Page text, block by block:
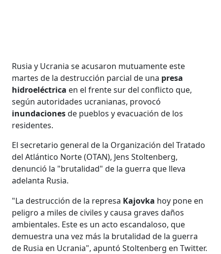
Rusia y Ucrania se acusaron mutuamente este
martes de la destrucción parcial de una presa
hidroeléctrica en el frente sur del conflicto que,
según autoridades ucranianas, provocó
inundacionesde pueblos y evacuación de los
residentes.
El secretario general de la Organización del Tratado
del Atlántico Norte (OTAN), Jens Stoltenberg,
denunció la "brutalidad" de la guerra que lleva
adelanta Rusia.
"La destrucción de la represa Kajovka hoy pone en
peligro a miles de civiles y causa graves daños
ambientales. Este es un acto escandaloso, que
demuestra una vez más la brutalidad de la guerra
de Rusia en Ucrania", apuntó Stoltenberg en Twitter.